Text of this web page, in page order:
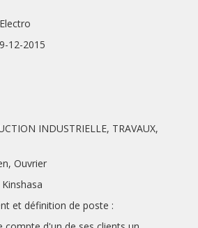
12-2015
INDUSTRIELLE, TRAVAUX,
Ouvrier
et définition de poste :